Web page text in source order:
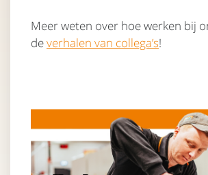
Meer weten over hoe werken bij
deverhalen van collega’s!